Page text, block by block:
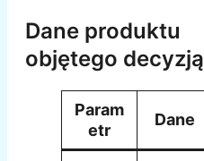
Dane produktu
objętego decyzją
Param
etr
Dane